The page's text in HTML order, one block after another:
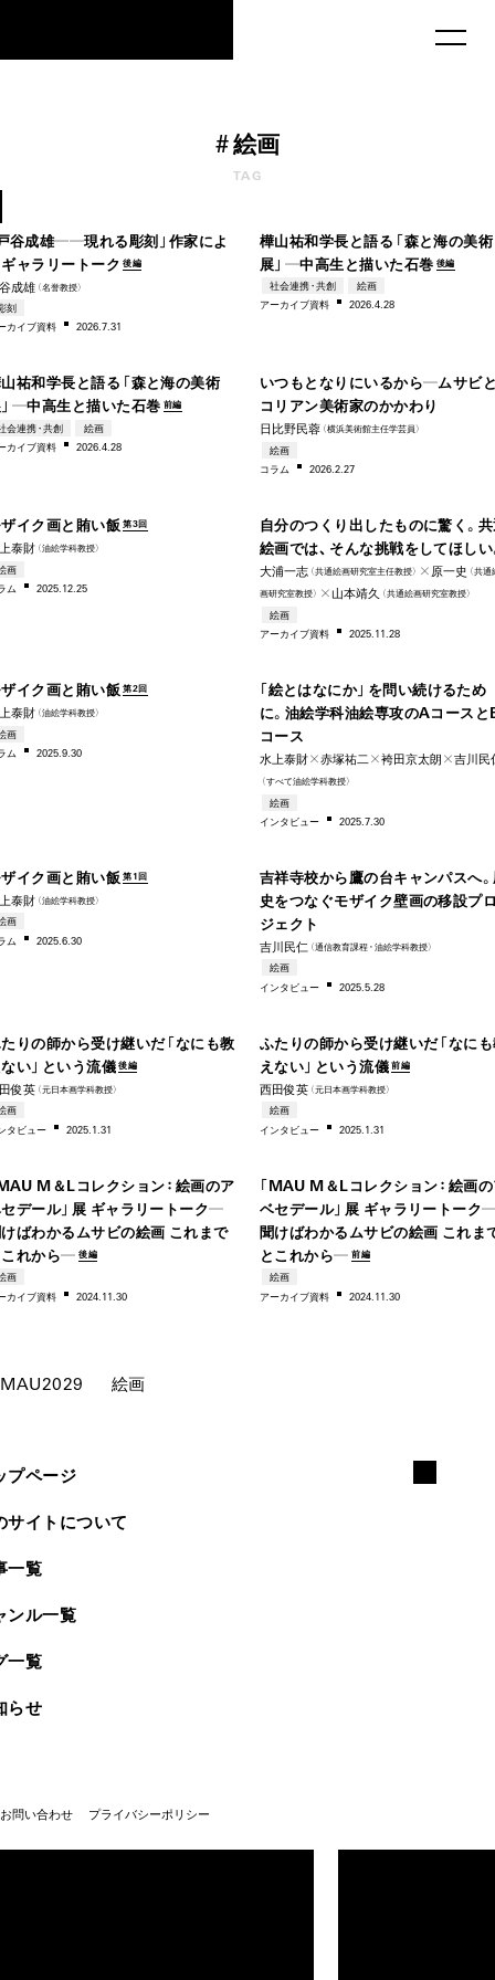
#絵画
TAG
谷成雄――現れる彫刻」作家によ
ャラリートーク 後編
成雄 （名誉教授）
刻
カイブ資料 2026.7.31
樺山祐和学長と語る「森と海の美術
展」―中高生と描いた石巻 後編
社会連携・共創
絵画
アーカイブ資料 2026.4.28
祐和学長と語る「森と海の美術
―中高生と描いた石巻 前編
会連携・共創
絵画
カイブ資料 2026.4.28
いつもとなりにいるから―ムサビ
コリアン美術家のかかわり
日比野民蓉 （横浜美術館主任学芸員）
絵画
コラム
2026.2.27
イク画と賄い飯 第3回
泰財 （油絵学科教授）
画
ム
2025.12.25
自分のつくり出したものに驚く。
絵画では、そんな挑戦をしてほしい
大浦一志 （共通絵画研究室主任教授） ✕原一史 （共通
画研究室教授） ✕山本靖久 （共通絵画研究室教授）
絵画
アーカイブ資料 2025.11.28
イク画と賄い飯 第2回
泰財 （油絵学科教授）
画
ム
2025.9.30
「絵とはなにか」を問い続けるため
に。油絵学科油絵専攻のAコースと
コース
水上泰財✕赤塚祐二✕袴田京太朗✕吉川民
（すべて油絵学科教授）
絵画
インタビ ュー 2025.7.30
イク画と賄い飯 第1回
泰財 （油絵学科教授）
画
ム
2025.6.30
吉祥寺校から鷹の台キャンパスへ
史をつなぐモザイク壁画の移設プ
ジェクト
吉川民仁 （通信教育課程・ 油絵学科教授）
絵画
インタビ ュー 2025.5.28
りの師から受け継いだ「なにも教
い」という流儀 後編
俊英 （元日本画学科教授）
画
タビ ュー 2025.1.31
ふたりの師から受け継いだ「なに
えない」という流儀 前編
西田俊英 （元日本画学科教授）
絵画
インタビ ュー 2025.1.31
1980s–
M＆Lコレクション：絵画のア
デール」展 ギャラリートーク―
ばわかるムサビの絵画 これまで
これから― 後編
画
カイブ資料 2024.11.30
「MAU M＆Lコレクション：絵画
ベセデール」展 ギャラリートーク
聞けばわかるムサビの絵画 これま
とこれから― 前編
絵画
アーカイブ資料 2024.11.30
MAU2029 絵画
プページ
サイトについて
一覧
ンル一覧
一覧
らせ
お問い合わせ プライバシーポリシー